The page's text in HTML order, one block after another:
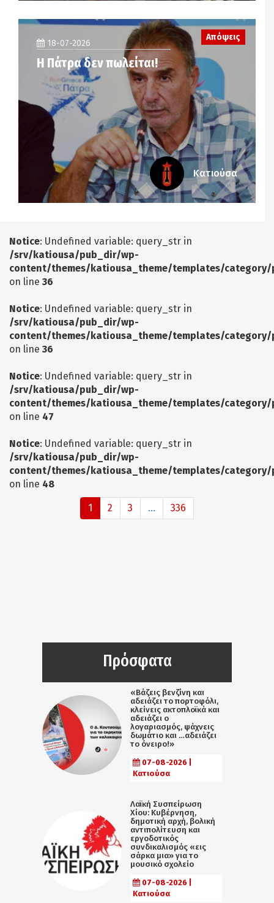
18-07-2026
Η Πάτρα δεν πωλείται!
Απόψεις
Κατιούσα
Notice: Undefined variable: query_str in
/srv/katiousa/pub_dir/wp-
content/themes/katiousa_theme/templates/
on line 36
Notice: Undefined variable: query_str in
/srv/katiousa/pub_dir/wp-
content/themes/katiousa_theme/templates/
on line 36
Notice: Undefined variable: query_str in
/srv/katiousa/pub_dir/wp-
content/themes/katiousa_theme/templates/
on line 47
Notice: Undefined variable: query_str in
/srv/katiousa/pub_dir/wp-
content/themes/katiousa_theme/templates/
on line 48
1 2 3 ... 336
Πρόσφατα
«Βάζεις βενζίνη και
αδειάζει το πορτοφόλι,
κλείνεις ακτοπλοϊκά και
αδειάζει ο
λογαριασμός, ψάχνεις
δωμάτιο και …αδειάζει
το όνειρο!»
07-08-2026 |
Κατιούσα
Λαϊκή Συσπείρωση
Χίου: Κυβέρνηση,
δημοτική αρχή, βολική
αντιπολίτευση και
εργοδοτικός
συνδικαλισμός «εις
σάρκα μια» για το
μουσικό σχολείο
07-08-2026 |
Κατιούσα